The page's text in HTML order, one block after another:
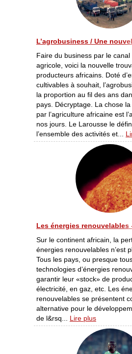
L’agrobusiness / Une
Faire du business par le
agricole, voici la nouvelle
producteurs africains. Doté
cultivables à souhait,
la proportion au fil des ans
pays. Décryptage. La chose
par l’agriculture africaine est
nos jours. Le Larousse le
l’ensemble des activités et...
Les énergies renouvelables
Sur le continent africain, la
énergies renouvelables n’est
Tous les pays, ou presque
technologies d’énergies
garantir leur «stock» de
électricité, en gaz, etc. Les
renouvelables se présentent
alternative pour le
de l&rsq... Lire plus